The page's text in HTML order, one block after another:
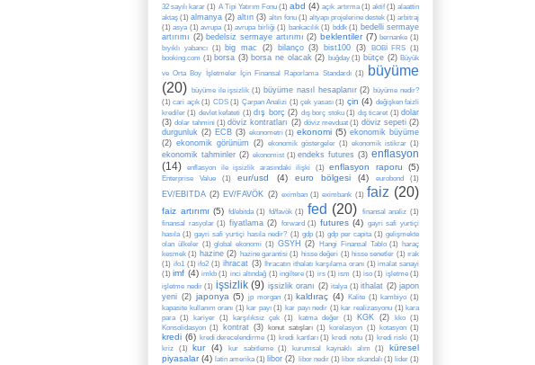
32 sayılı karar (1) A Tipi Yatırım Fonu (1) abd (4) açık artırma (1) aktif (1) alaattin
aktaş (1) almanya (2) altın (3) altın fonu (1) altyapı projelerine destek (1) arbitraj
(1) asya (1) avrupa (1) avrupa birliği (1) bankacılık (1) bddk (1) bedelli sermaye
artırımı (2) bedelsiz sermaye artırımı (2) beklentiler (7) bernanke (1)
bıyıklı yabancı (1) big mac (2) bilanço (3) bist100 (3) BOBİ FRS (1)
booking.com (1) borsa (3) borsa ne olacak (2) buğday (1) bütçe (2) Büyük
ve Orta Boy İşletmeler İçin Finansal Raporlama Standardı (1)
büyüme
(20)
büyüme ile işsizlik (1) büyüme nasıl hesaplanır (2) büyüme nedir?
(1) cari açık (1) CDS (1) Çarpan Analizi (1) çek yasası (1) çin (4) değişken faizli
krediler (1) devlet kefateti (1) dış borç (2) dış borç stoku (1) dış ticaret (1) dolar
(3) dolar tahmini (1) döviz kontratları (2) döviz mevduat (1) döviz sepeti (2)
durgunluk (2) ECB (3) ekonometri (1) ekonomi (5) ekonomik büyüme
(2) ekonomik görünüm (2) ekonomik göstergeler (1) ekonomik istikrar (1)
ekonomik tahminler (2) ekonomist (1) endeks futures (3) enflasyon
(14)
enflasyon ile işsizlik arasındaki ilişki (1) enflasyon raporu (5)
Enterprise Value (1) eur/usd (4) euro bölgesi (4) eurobond (1)
EV/EBITDA (2) EV/FAVÖK (2) eximban (1) eximbank (1) faiz (20)
faiz artırımı (5) fd/ebitda (1) fd/favök (1) fed (20) finansal analiz (1)
finansal rasyolar (1) fiyatlama (2) forward (1) futures (4) gayri safi yurtiçi
hasıla (1) gayri safi yurtiçi hasıla nedir? (1) gdp (1) gdp per capita (1) gelişmekte
olan ülkeler (1) global ekonomi (1) GSYH (2) Hangi Finansal Tablo (1)
haraç
kesmek (1) hazine (2) hazine garantisi (1) hisse değeri (1) hisse senetler (1) ırak
(1) ifo1 (1) ifo2 (1) ihracat (3) İhracatın ithalatı karşılama oranı (1) imalat sanayi
(1) imf (4) imkb (1) inci altındağ (1) ingiltere (1) irs (1) ism (1) iso (1) işletme (1)
işletme nedir (1) işsizlik (9) işsizlik oranı (2) italya (1) ithalat (2) japon
yeni (2) japonya (5) jp morgan (1) kaldıraç (4) Kalite (1) kambiyo (1)
kapasite kullanım oranı (1) kar payı (1) kar payı nedir (1) kar realizasyonu (1) kara
para (1) kariyer (1) karşılıksız çek (1) katma değer (1) KGK (2) kko (1)
Konsolidasyon (1) kontrat (3) konut satışları (1) korelasyon (1) kotasyon (1)
kredi (6) kredi derecelendirme (1) kredi kartları (1) kredi notu (1) kredi riski (1)
kriz
(1) kur (4) kur sabitleme (1) kurumsal kaynaklı alım (1)
küresel
piyasalar (4) latin amerika (1) libor (2) libor nedir (1) libor skandalı (1) lider (1)